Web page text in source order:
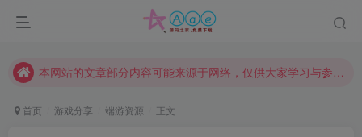
现在赞助会员享受专属折扣，详情点击此条公告。
本网站的文章部分内容可能来源于网络，仅供大家学习与参考，如有侵权，请联系站长QQ466107887进行删除处理。
首页 游戏分享 端游资源 正文